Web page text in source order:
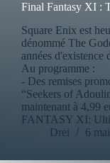
Final Fantasy XI :
Square Enix est
dénommé The
années d'existence
Au programme :
- Des remises
“Seekers of
maintenant à 4,99
FANTASY XI:
Drei
6